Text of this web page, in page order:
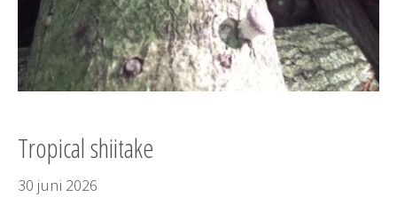
Tropical shiitake
30 juni 2026